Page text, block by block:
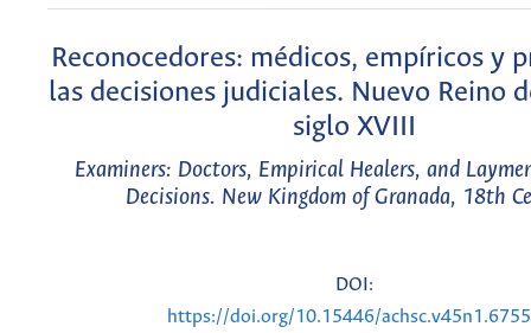
Reconocedores: médicos, empíricos y
las decisiones judiciales. Nuevo Reino
siglo XVIII
Examiners: Doctors, Empirical Healers, and
Decisions. New Kingdom of Granada, 18th
DOI:
https://doi.org/10.15446/